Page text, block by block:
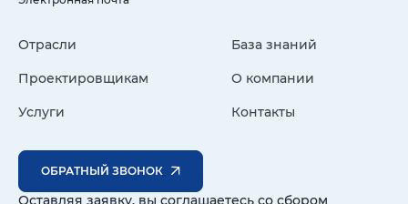
Отрасли
Проектировщикам
Услуги
База знаний
О компании
Контакты
ОБРАТНЫЙ ЗВОНОК
Оставляя заявку, вы соглашаетесь со сбором